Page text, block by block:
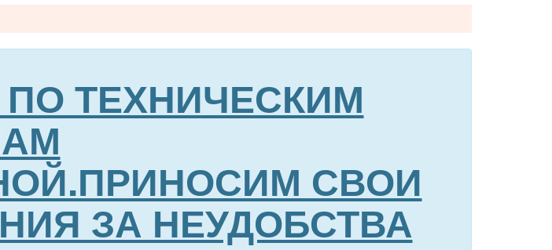
ПО ТЕХНИЧЕСКИМ
СВОИ
ЗА НЕУДОБСТВА